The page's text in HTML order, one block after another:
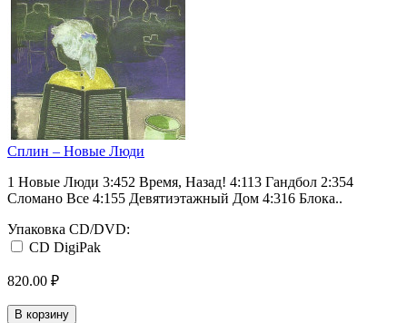
Сплин ‎– Новые Люди
1 Новые Люди 3:452 Время, Назад! 4:113 Гандбол 2:354
Сломано Все 4:155 Девятиэтажный Дом 4:316 Блока..
Упаковка CD/DVD:
CD DigiPak
820.00 ₽
В корзину